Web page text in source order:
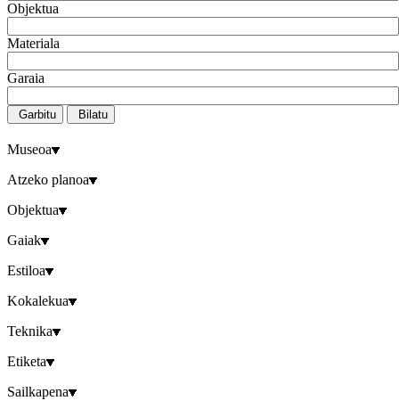
Objektua
Materiala
Garaia
Garbitu Bilatu
Museoa
Atzeko planoa
Objektua
Gaiak
Estiloa
Kokalekua
Teknika
Etiketa
Sailkapena